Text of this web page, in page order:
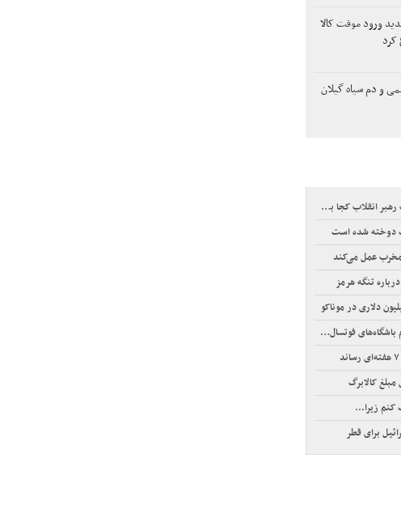
ورود موقت کالا
کرد
و دم سیاه گیلان
انقلاب کجا بود؟
دوخته شده است
مخرب عمل می‌کند
تنگه هرمز
فوتسال آسیا
کالابرگ
کنم زیرا...
برای قطر